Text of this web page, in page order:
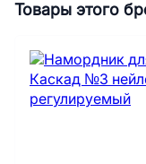
Товары этого